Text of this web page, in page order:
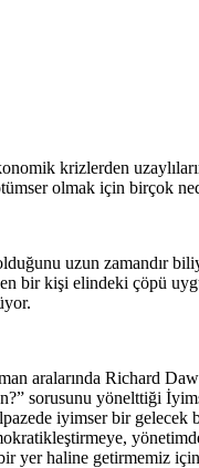
krizlerden
olmak için birçok
uzun zamandır
kişi elindeki çöpü
aralarında Richard
sorusunu yönelttiği
iyimser bir
yer haline getirmemiz